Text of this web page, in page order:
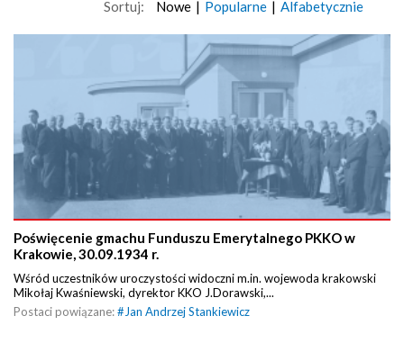
Sortuj: Nowe | Popularne | Alfabetycznie
Poświęcenie gmachu Funduszu Emerytalnego PKKO w
Krakowie, 30.09.1934 r.
Wśród uczestników uroczystości widoczni m.in. wojewoda krakowski
Mikołaj Kwaśniewski, dyrektor KKO J.Dorawski,...
Postaci powiązane:# Jan Andrzej Stankiewicz